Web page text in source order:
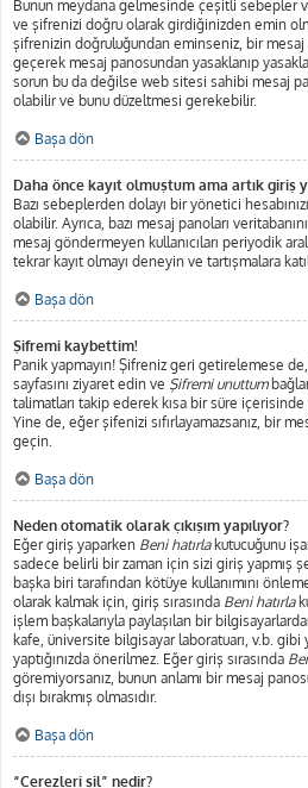
Bunun meydana gelmesinde çeşitli sebepler
ve şifrenizi doğru olarak girdiğinizden emin
şifrenizin doğruluğundan eminseniz, bir
geçerek mesaj panosundan yasaklanıp
sorun bu da değilse web sitesi sahibi mesaj
olabilir ve bunu düzeltmesi gerekebilir.
Başa dön
Daha önce kayıt olmuştum ama artık giriş
Bazı sebeplerden dolayı bir yönetici
olabilir. Ayrıca, bazı mesaj panoları
mesaj göndermeyen kullanıcıları periyodik
tekrar kayıt olmayı deneyin ve tartışmalara
Başa dön
Şifremi kaybettim!
Panik yapmayın! Şifreniz geri getirelemese
sayfasını ziyaret edin ve Şifremi unuttum
talimatları takip ederek kısa bir süre
Yine de, eğer şifenizi sıfırlayamazsanız, bir
geçin.
Başa dön
Neden otomatik olarak çıkışım yapılıyor?
Eğer giriş yaparken Beni hatırlakutucuğunu
sadece belirli bir zaman için sizi giriş yapmış
başka biri tarafından kötüye kullanımını
olarak kalmak için, giriş sırasında Beni hatırla
işlem başkalarıyla paylaşılan bir
kafe, üniversite bilgisayar laboratuarı, v.b.
yaptığınızda önerilmez. Eğer giriş sırasında
göremiyorsanız, bunun anlamı bir mesaj
dışı bırakmış olmasıdır.
Başa dön
“Çerezleri sil” nedir?